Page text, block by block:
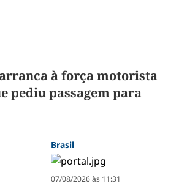
à força motorista
pediu passagem para
Brasil
07/08/2026 às 11:31